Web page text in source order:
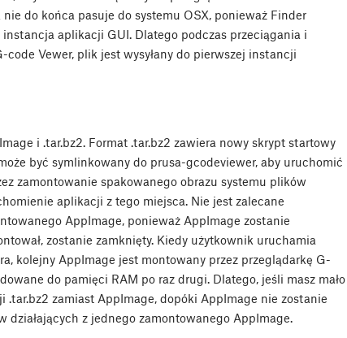
do końca pasuje do systemu OSX, ponieważ Finder
aplikacji GUI. Dlatego podczas przeciągania i
Vewer, plik jest wysyłany do pierwszej instancji
i .tar.bz2. Format .tar.bz2 zawiera nowy skrypt startowy
być symlinkowany do prusa-gcodeviewer, aby uruchomić
zamontowanie spakowanego obrazu systemu plików
aplikacji z tego miejsca. Nie jest zalecane
AppImage, ponieważ AppImage zostanie
zostanie zamknięty. Kiedy użytkownik uruchamia
kolejny AppImage jest montowany przez przeglądarkę G-
do pamięci RAM po raz drugi. Dlatego, jeśli masz mało
.tar.bz2 zamiast AppImage, dopóki AppImage nie zostanie
działających z jednego zamontowanego AppImage.